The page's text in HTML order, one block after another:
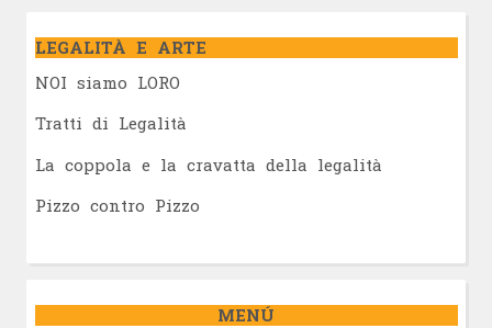
LEGALITÀ E ARTE
NOI siamo LORO
Tratti di Legalità
La coppola e la cravatta della legalità
Pizzo contro Pizzo
MENÚ